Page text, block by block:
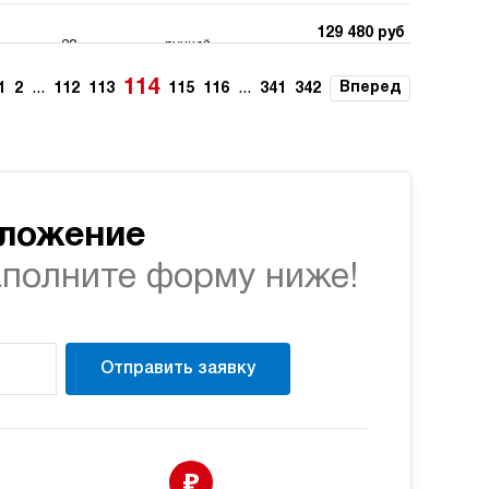
129 480 руб
20 ручной
129 480 руб
ручной
2 ... 112 113 114 115 116 ... 341 342 Вперед
форму ниже!
Отправить заявку